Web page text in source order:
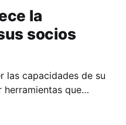
la
socios
las capacidades de su
que
una capacitación